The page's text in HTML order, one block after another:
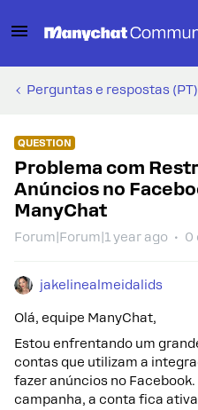
Perguntas e respostas (PT)
QUESTION
Problema com
Anúncios no
ManyChat
Forum|Forum|1 year ago 0
jakelinealmeidalids
Olá, equipe ManyChat,
Estou enfrentando um
contas que utilizam a
fazer anúncios no
campanha, a conta fica